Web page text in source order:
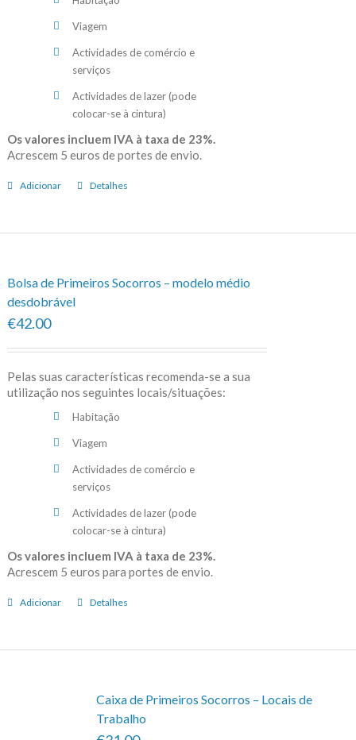
Viagem
Actividades de comércio e
serviços
Actividades de lazer (pode
colocar-se à cintura)
Os valores incluem IVA à taxa de 23%.
Acrescem 5 euros de portes de envio.
Adicionar Detalhes
Bolsa de Primeiros Socorros – modelo médio
desdobrável
€42.00
Pelas suas características recomenda-se a sua
utilização nos seguintes locais/situações:
Habitação
Viagem
Actividades de comércio e
serviços
Actividades de lazer (pode
colocar-se à cintura)
Os valores incluem IVA à taxa de 23%.
Acrescem 5 euros para portes de envio.
Adicionar Detalhes
Caixa de Primeiros Socorros – Locais de
Trabalho